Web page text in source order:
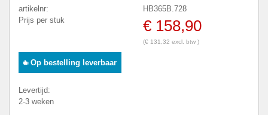
artikelnr:
HB365B.728
Prijs per stuk
€ 158,90
(€ 131,32 excl. btw )
Op bestelling leverbaar
Levertijd:
2-3 weken